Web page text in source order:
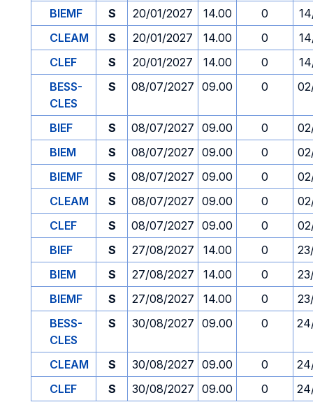
BIEMF
S 20/01/2027 14.00 0
CLEAM
S 20/01/2027 14.00 0
CLEF
S 20/01/2027 14.00 0
BESS-
CLES
S 08/07/2027 09.00 0
BIEF S 08/07/2027 09.00 0
BIEM
S 08/07/2027 09.00 0
BIEMF
S 08/07/2027 09.00 0
CLEAM
S 08/07/2027 09.00 0
CLEF
S 08/07/2027 09.00 0
BIEF
S 27/08/2027 14.00 0
BIEM
S 27/08/2027 14.00 0
BIEMF
S 27/08/2027 14.00 0
BESS-
CLES
S 30/08/2027 09.00 0
CLEAM S 30/08/2027 09.00 0
CLEF
S 30/08/2027 09.00 0